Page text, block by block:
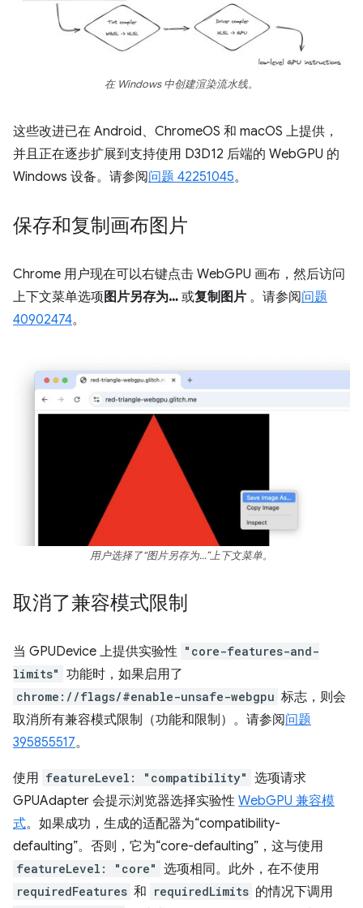
在 Windows 中创建渲染流水线。
这些改进已在 Android、ChromeOS 和 macOS 上提供，
并且正在逐步扩展到支持使用 D3D12 后端的 WebGPU 的
Windows 设备。请参阅问题 42251045。
保存和复制画布图片
Chrome 用户现在可以右键点击 WebGPU 画布，然后访问
上下文菜单选项 图片另存为… 或复制图片 。请参阅问题
40902474。
用户选择了“图片另存为…”上下文菜单。
取消了兼容模式限制
当 GPUDevice 上提供实验性 "core-features-and-
limits" 功能时，如果启用了
chrome://flags/#enable-unsafe-webgpu 标志，则会
取消所有兼容模式限制（功能和限制）。请参阅问题
395855517。
使用 featureLevel: "compatibility" 选项请求
GPUAdapter 会提示浏览器选择实验性 WebGPU 兼容模
式。如果成功，生成的适配器为“compatibility-
defaulting”。否则，它为“core-defaulting”，这与使用
featureLevel: "core" 选项相同。此外，在不使用
requiredFeatures 和 requiredLimits 的情况下调用